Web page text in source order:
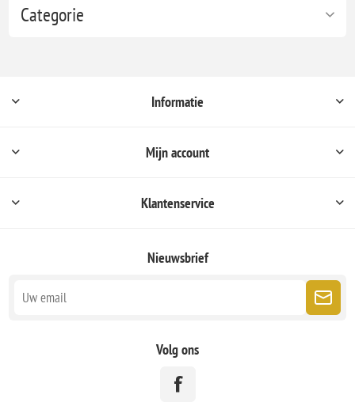
Categorie
Informatie
Mijn account
Klantenservice
Nieuwsbrief
Volg ons